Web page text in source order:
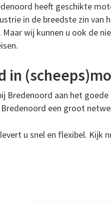
heeft geschikte
in de breedste zin
wij kunnen u ook de
in
Bredenoord aan het
een groot
u snel en flexibel. Kijk